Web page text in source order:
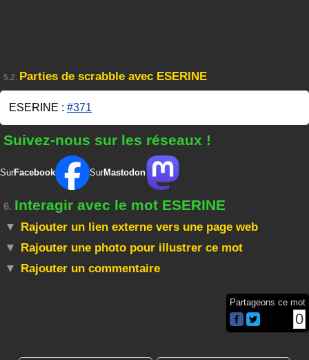
5.2. Parties de scrabble avec ESERINE
ESERINE : #371
Suivez-nous sur les réseaux !
SurFacebook SurMastodon
6. Interagir avec le mot ESERINE
Rajouter un lien externe vers une page web
Rajouter une photo pour illustrer ce mot
Rajouter un commentaire
Partageons ce mot
0